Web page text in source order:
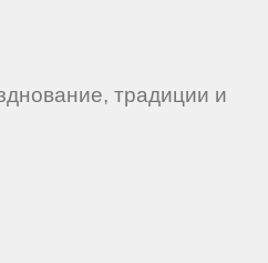
традиции и